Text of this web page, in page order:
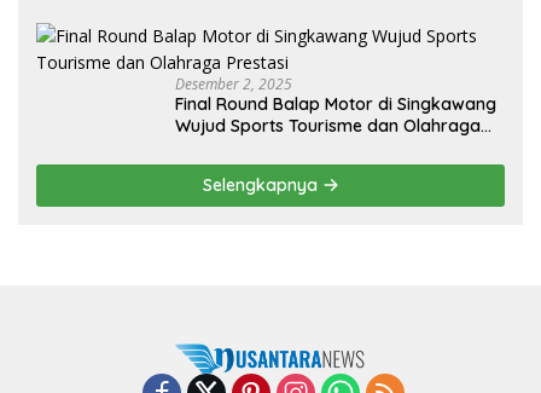
Desember 2, 2025
Final Round Balap Motor di Singkawang
Wujud Sports Tourisme dan Olahraga
Selengkapnya